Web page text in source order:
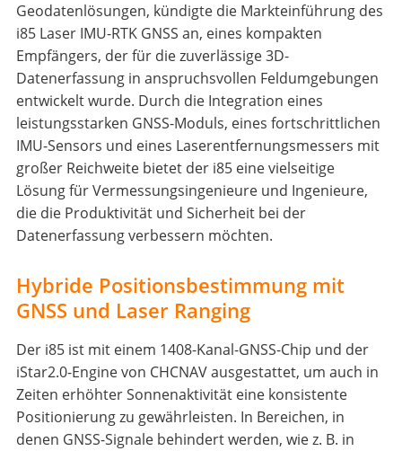
Geodatenlösungen, kündigte die Markteinführung des
i85 Laser IMU-RTK GNSS an, eines kompakten
Empfängers, der für die zuverlässige 3D-
Datenerfassung in anspruchsvollen Feldumgebungen
entwickelt wurde. Durch die Integration eines
leistungsstarken GNSS-Moduls, eines fortschrittlichen
IMU-Sensors und eines Laserentfernungsmessers mit
großer Reichweite bietet der i85 eine vielseitige
Lösung für Vermessungsingenieure und Ingenieure,
die die Produktivität und Sicherheit bei der
Datenerfassung verbessern möchten.
Hybride Positionsbestimmung mit
GNSS und Laser Ranging
Der i85 ist mit einem 1408-Kanal-GNSS-Chip und der
iStar2.0-Engine von CHCNAV ausgestattet, um auch in
Zeiten erhöhter Sonnenaktivität eine konsistente
Positionierung zu gewährleisten. In Bereichen, in
denen GNSS-Signale behindert werden, wie z. B. in